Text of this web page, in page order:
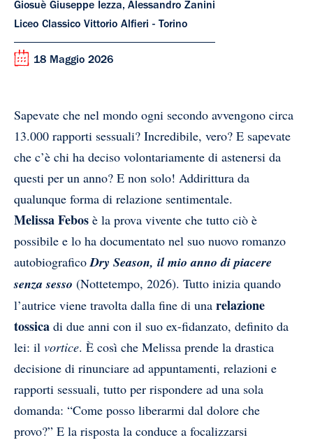
Giosuè Giuseppe Iezza, Alessandro Zanini
Liceo Classico Vittorio Alfieri - Torino
18 Maggio 2026
Sapevate che nel mondo ogni secondo avvengono circa
13.000 rapporti sessuali? Incredibile, vero? E sapevate
che c’è chi ha deciso volontariamente di astenersi da
questi per un anno? E non solo! Addirittura da
qualunque forma di relazione sentimentale.
Melissa Febos è la prova vivente che tutto ciò è
possibile e lo ha documentato nel suo nuovo romanzo
autobiograficoDry Season, il mio anno di piacere
senza sesso (Nottetempo, 2026). Tutto inizia quando
l’autrice viene travolta dalla fine di una relazione
tossica di due anni con il suo ex-fidanzato, definito da
lei: il vortice. È così che Melissa prende la drastica
decisione di rinunciare ad appuntamenti, relazioni e
rapporti sessuali, tutto per rispondere ad una sola
domanda: “Come posso liberarmi dal dolore che
provo?” E la risposta la conduce a focalizzarsi